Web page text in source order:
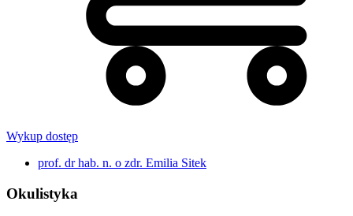
Wykup dostęp
prof. dr hab. n. o zdr. Emilia Sitek
Okulistyka